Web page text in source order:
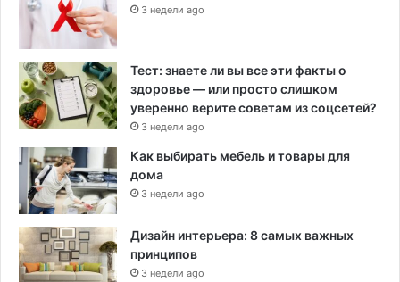
3 недели ago
Тест: знаете ли вы все эти факты о
здоровье — или просто слишком
уверенно верите советам из соцсетей?
3 недели ago
Как выбирать мебель и товары для
дома
3 недели ago
Дизайн интерьера: 8 самых важных
принципов
3 недели ago